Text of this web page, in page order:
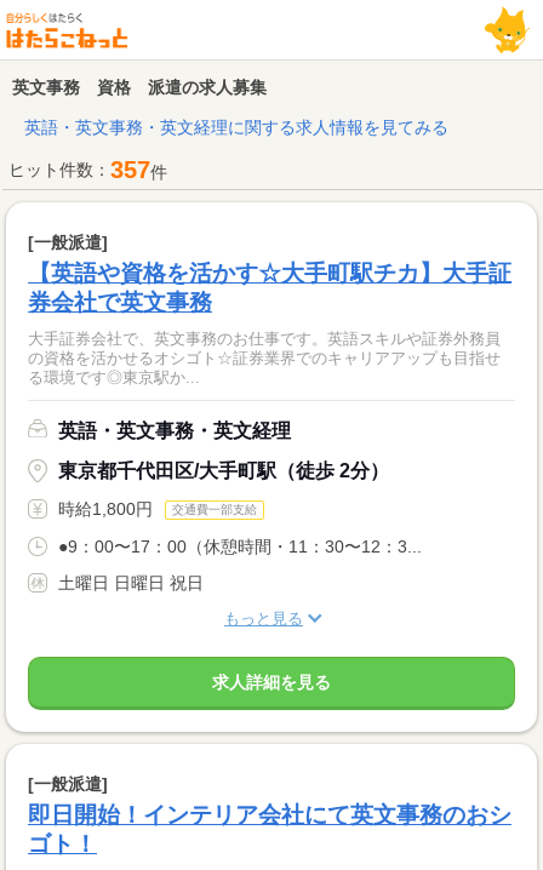
英文事務 資格 派遣の求人募集
英語・英文事務・英文経理に関する求人情報を見てみる
ヒット件数： 357件
[一般派遣]
【英語や資格を活かす☆大手町駅チカ】大手証
券会社で英文事務
大手証券会社で、英文事務のお仕事です。英語スキルや証券外務員
の資格を活かせるオシゴト☆証券業界でのキャリアアップも目指せ
る環境です◎東京駅か...
英語・英文事務・英文経理
東京都千代田区/大手町駅（徒歩 2分）
時給1,800円 交通費一部支給
●9：00〜17：00（休憩時間・11：30〜12：3...
土曜日 日曜日 祝日
もっと見る
求人詳細を見る
[一般派遣]
即日開始！インテリア会社にて英文事務のおシ
ゴト！